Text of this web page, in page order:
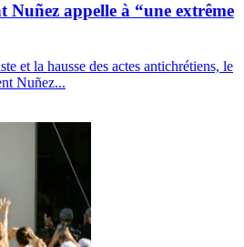
appelle à “une extrême
et la hausse des actes antichrétiens, le
Nuñez...